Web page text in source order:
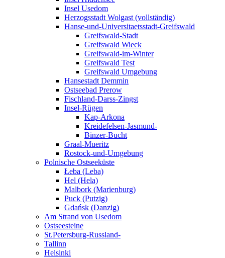
Insel Usedom
Herzogsstadt Wolgast (vollständig)
Hanse-und-Universitaetsstadt-Greifswald
Greifswald-Stadt
Greifswald Wieck
Greifswald-im-Winter
Greifswald Test
Greifswald Umgebung
Hansestadt Demmin
Ostseebad Prerow
Fischland-Darss-Zingst
Insel-Rügen
Kap-Arkona
Kreidefelsen-Jasmund-
Binzer-Bucht
Graal-Mueritz
Rostock-und-Umgebung
Polnische Ostseeküste
Łeba (Leba)
Hel (Hela)
Malbork (Marienburg)
Puck (Putzig)
Gdańsk (Danzig)
Am Strand von Usedom
Ostseesteine
St.Petersburg-Russland-
Tallinn
Helsinki